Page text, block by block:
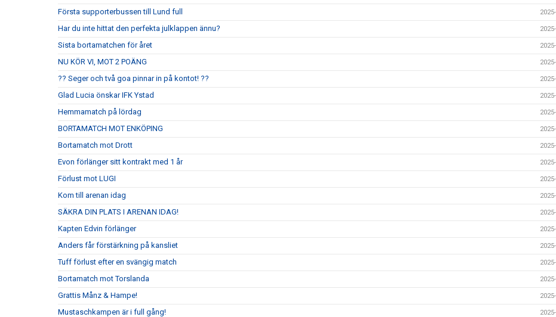
Första supporterbussen till Lund full
Har du inte hittat den perfekta julklappen ännu?
Sista bortamatchen för året
NU KÖR VI, MOT 2 POÄNG
?? Seger och två goa pinnar in på kontot! ??
Glad Lucia önskar IFK Ystad
Hemmamatch på lördag
BORTAMATCH MOT ENKÖPING
Bortamatch mot Drott
Evon förlänger sitt kontrakt med 1 år
Förlust mot LUGI
Kom till arenan idag
SÄKRA DIN PLATS I ARENAN IDAG!
Kapten Edvin förlänger
Anders får förstärkning på kansliet
Tuff förlust efter en svängig match
Bortamatch mot Torslanda
Grattis Månz & Hampe!
Mustaschkampen är i full gång!